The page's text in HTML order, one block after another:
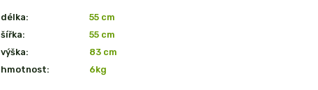
délka:
55 cm
šířka:
55 cm
výška:
83 cm
hmotnost:
6kg